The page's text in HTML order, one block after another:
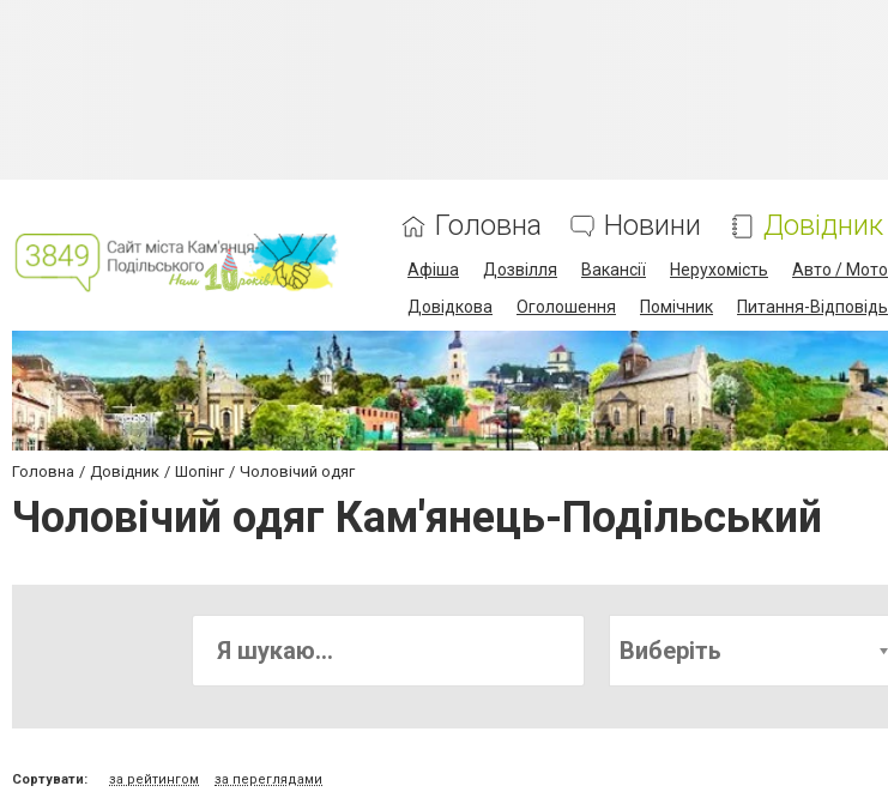
Головна Новини Довідник
Афіша Дозвілля Вакансії Нерухомість Авто / Мото
Довідкова
Оголошення Помічник Питання-Відповідь
Головна Довідник Шопінг Чоловічий одяг
Чоловічий одяг Кам'янець-Подільський
Виберіть
Сортувати: за рейтингом за переглядами